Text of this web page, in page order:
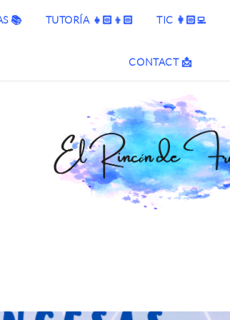
📚 TUTORÍA 👧🏻👦🏻 TIC 👩🏻‍💻
CONTACT 📩